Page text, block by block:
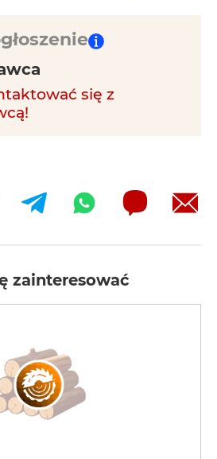
się z
zainteresować